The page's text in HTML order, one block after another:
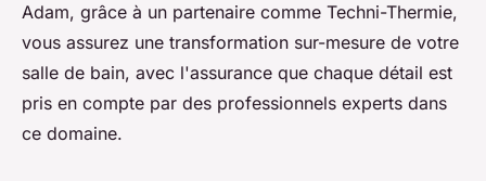
Adam, grâce à un partenaire comme Techni-Thermie,
vous assurez une transformation sur-mesure de votre
salle de bain, avec l'assurance que chaque détail est
pris en compte par des professionnels experts dans
ce domaine.